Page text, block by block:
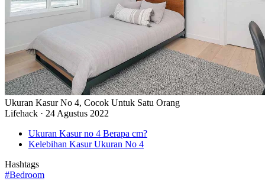
Ukuran Kasur No 4, Cocok Untuk Satu Orang
Lifehack · 24 Agustus 2022
Ukuran Kasur no 4 Berapa cm?
Kelebihan Kasur Ukuran No 4
Hashtags
#Bedroom